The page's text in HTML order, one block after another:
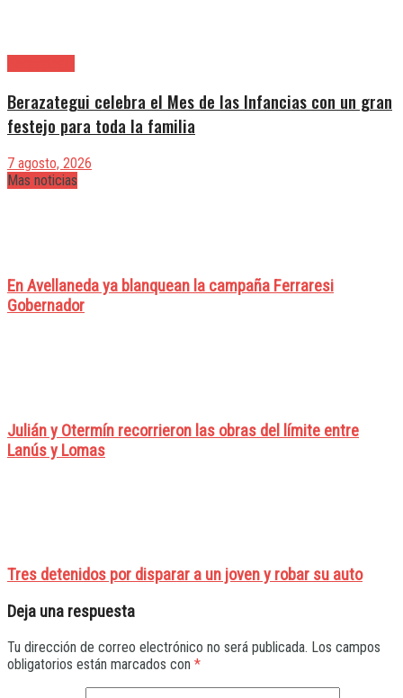
Berazategui celebra el Mes de las Infancias con un gran
festejo para toda la familia
7 agosto, 2026
Mas noticias
En Avellaneda ya blanquean la campaña Ferraresi
Gobernador
Julián y Otermín recorrieron las obras del límite entre
Lanús y Lomas
Tres detenidos por disparar a un joven y robar su auto
Deja una respuesta
Tu dirección de correo electrónico no será publicada. Los campos
obligatorios están marcados con *